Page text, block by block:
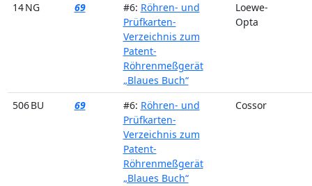
14 NG 69 #6: Röhren- und
Prüfkarten-
Verzeichnis zum
Patent-
Röhrenmeßgerät
„Blaues Buch“
Loewe-
Opta
506 BU 69 #6: Röhren- und
Prüfkarten-
Verzeichnis zum
Patent-
Röhrenmeßgerät
„Blaues Buch“
Cossor